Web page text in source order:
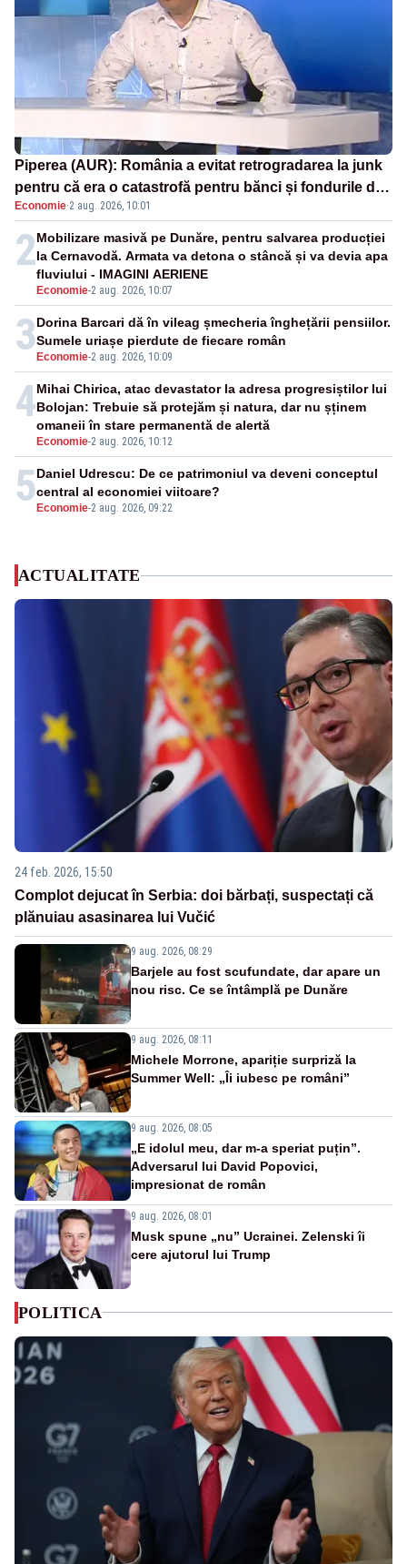
Piperea (AUR): România a evitat retrogradarea la junk
pentru că era o catastrofă pentru bănci și fondurile de
pensii
Economie·2 aug. 2026, 10:01
2
Economie-2 aug. 2026, 10:07
Mobilizare masivă pe Dunăre, pentru salvarea producției
la Cernavodă. Armata va detona o stâncă și va devia apa
fluviului - IMAGINI AERIENE
3 Economie-2 aug. 2026, 10:09
Dorina Barcari dă în vileag șmecheria înghețării pensiilor.
Sumele uriașe pierdute de fiecare român
4
Economie-2 aug. 2026, 10:12
Mihai Chirica, atac devastator la adresa progresiștilor lui
Bolojan: Trebuie să protejăm și natura, dar nu șținem
omaneii în stare permanentă de alertă
5 Economie-2 aug. 2026, 09:22
Daniel Udrescu: De ce patrimoniul va deveni conceptul
central al economiei viitoare?
ACTUALITATE
24 feb. 2026, 15:50
Complot dejucat în Serbia: doi bărbați, suspectați că
plănuiau asasinarea lui Vučić
9 aug. 2026, 08:29
Barjele au fost scufundate, dar apare un
nou risc. Ce se întâmplă pe Dunăre
9 aug. 2026, 08:11
Michele Morrone, apariție surpriză la
Summer Well: „Îi iubesc pe români”
9 aug. 2026, 08:05
„E idolul meu, dar m-a speriat puțin”.
Adversarul lui David Popovici,
impresionat de român
9 aug. 2026, 08:01
Musk spune „nu” Ucrainei. Zelenski îi
cere ajutorul lui Trump
POLITICA